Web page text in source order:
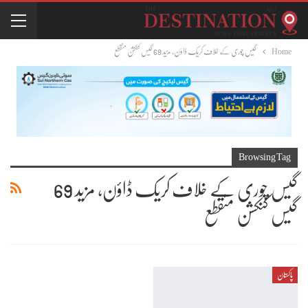
Home گیس چوری کے خلاف کریک ڈاؤن، مزید 69 گیس کنکشن منقطع
Browsing Tag
گیس چوری کے خلاف کریک ڈاؤن، مزید 69
گیس کنکشن منقطع
پاکستان